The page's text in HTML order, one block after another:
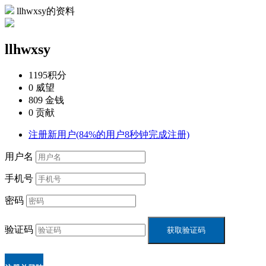
llhwxsy的资料
llhwxsy
1195积分
0 威望
809 金钱
0 贡献
注册新用户(84%的用户8秒钟完成注册)
用户名
手机号
密码
验证码